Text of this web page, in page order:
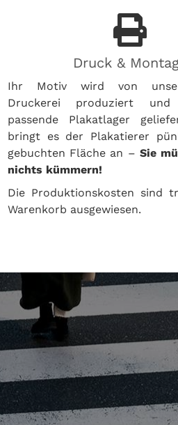
Druck &
Ihr Motiv wird von
Druckerei produziert
passende Plakatlager
bringt es der Plakatierer
gebuchten Fläche an – Sie
nichts kümmern!
Die Produktionskosten sind
Warenkorb ausgewiesen.